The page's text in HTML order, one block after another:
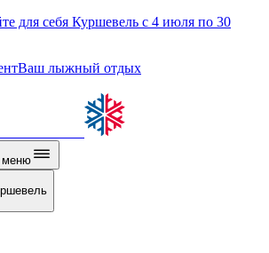
для себя Куршевель с 4 июля по 30
Ваш лыжный отдых
меню